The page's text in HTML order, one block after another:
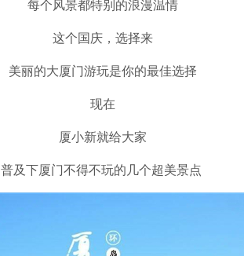
每个风景都特别的浪漫温情
这个国庆，选择来
美丽的大厦门游玩是你的最佳选择
现在
厦小新就给大家
普及下厦门不得不玩的几个超美景点